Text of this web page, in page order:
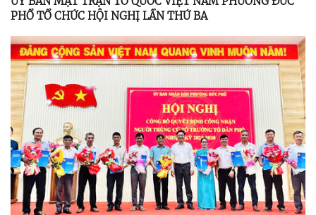
PHỔ TỔ CHỨC HỘI NGHỊ LẦN THỨ BA